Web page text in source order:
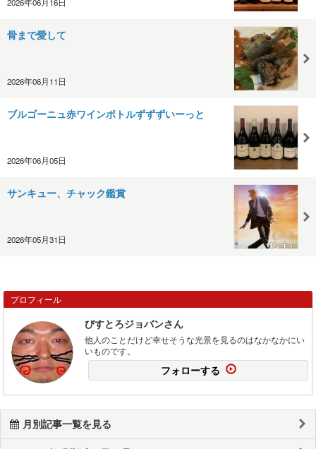
骨まで愛して
2026年06月11日
ブルゴーニュ赤ワインボトルずずずいーっと
2026年06月05日
サンキュー、チャック鑑賞
2026年05月31日
プロフィール
びすとろジョバンさん
他人のことだけど幸せそうな光景を見るのはなかなかにい
いものです。
フォローする
月別記事一覧を見る